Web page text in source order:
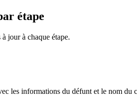
étape
jour à chaque étape.
les informations du défunt et le nom du